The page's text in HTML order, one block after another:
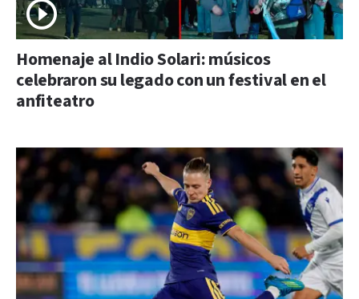
Homenaje al Indio Solari: músicos
celebraron su legado con un festival en el
anfiteatro